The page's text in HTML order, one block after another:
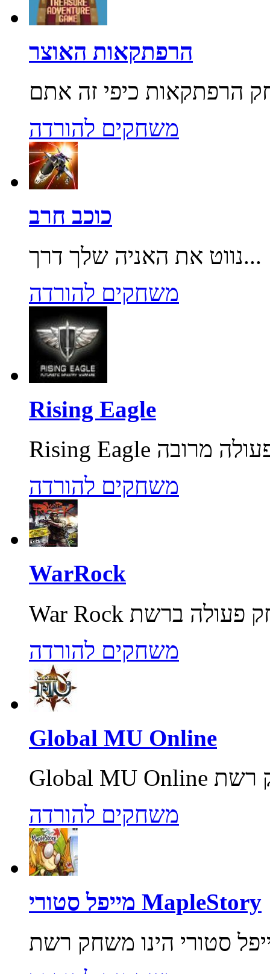
הרפתקאות האוצר
משחקים להורדה
כוכב חרב
נווט את האניה שלך דרך...
משחקים להורדה
Rising Eagle
משחקים להורדה
WarRock
משחקים להורדה
Global MU Online
משחקים להורדה
מייפל סטורי MapleStory